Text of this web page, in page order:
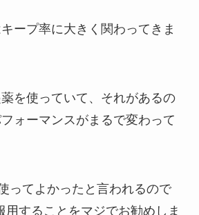
ープ率に大きく関わってきま
を使っていて、それがあるの
ォーマンスがまるで変わって
ってよかったと言われるので
用することをマジでお勧めしま